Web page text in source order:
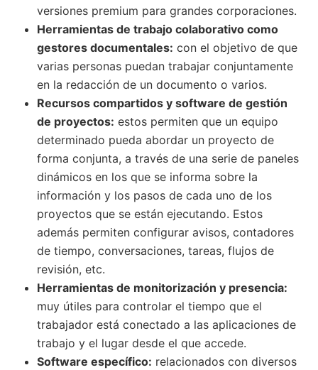
versiones premium para grandes corporaciones.
Herramientas de trabajo colaborativo como
gestores documentales: con el objetivo de que
varias personas puedan trabajar conjuntamente
en la redacción de un documento o varios.
Recursos compartidos y software de gestión
de proyectos: estos permiten que un equipo
determinado pueda abordar un proyecto de
forma conjunta, a través de una serie de paneles
dinámicos en los que se informa sobre la
información y los pasos de cada uno de los
proyectos que se están ejecutando. Estos
además permiten configurar avisos, contadores
de tiempo, conversaciones, tareas, flujos de
revisión, etc.
Herramientas de monitorización y presencia:
muy útiles para controlar el tiempo que el
trabajador está conectado a las aplicaciones de
trabajo y el lugar desde el que accede.
Software específico: relacionados con diversos